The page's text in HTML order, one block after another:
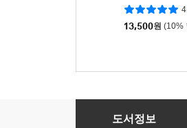
13,500원 (10%
그 청년 바보의사, 두
도서정보